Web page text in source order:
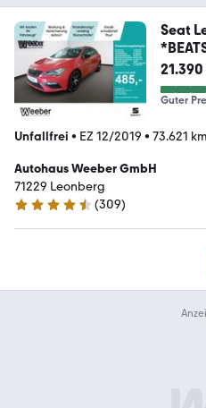
Seat
*
Guter
Unfallfrei • EZ 12/2019 • 73.621 km
Autohaus Weeber GmbH
71229 Leonberg
4.4 Sterne
(309)